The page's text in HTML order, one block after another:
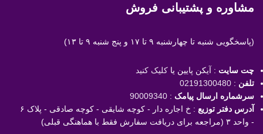
مشاوره و پشتیبانی فروش
(پاسخگویی شنبه تا چهارشنبه ۹ تا ۱۷ و پنج شنبه ۹ تا ۱۳)
چت سایت : آیکن پایین یا کلیک کنید
تلفن :
02191300480
سرشماره ارسال پیامک :
90009340
آدرس دفتر توزیع
: خ اجاره دار - کوچه شایقی - کوچه صادقی - پلاک ۶
- واحد ۳ (مراجعه برای دریافت سفارش فقط با هماهنگی قبلی)